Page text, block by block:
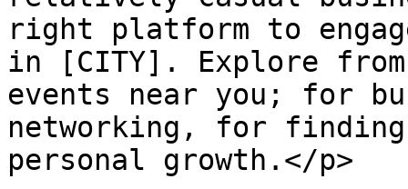
right platform to
in [CITY]. Explore
events near you; for
networking, for
personal growth.</p>